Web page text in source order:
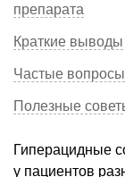
препарата
Краткие выводы
Частые вопросы
Полезные
Гиперацидные
у пациентов